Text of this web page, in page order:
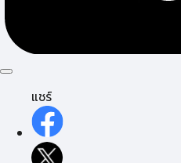
แชร์